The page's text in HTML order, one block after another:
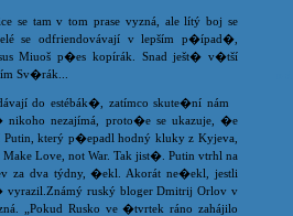
se tam v tom prase vyzná, ale lítý boj se
se odfriendovávají v lepším p�ípad�,
Miuoš p�es kopírák. Snad ješt� v�tší
Sv�rák...
do estébák�, zatímco skute�ní nám
nikoho nezajímá, proto�e se ukazuje, �e
který p�epadl hodný kluky z Kyjeva,
Love, not War. Tak jist�. Putin vtrhl na
za dva týdny, �ekl. Akorát ne�ekl, jestli
ruský bloger Dmitrij Orlov v
„Pokud Rusko ve �tvrtek ráno zahájilo